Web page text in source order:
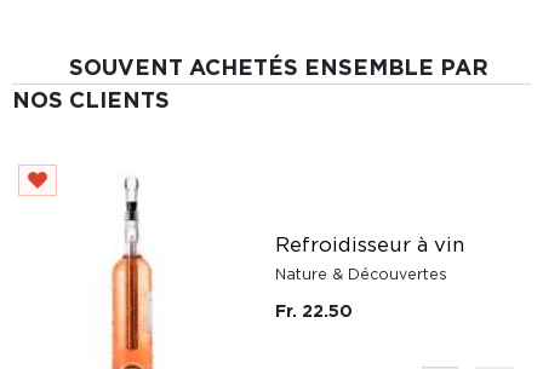
SOUVENT ACHETÉS ENSEMBLE PAR
NOS CLIENTS
Refroidisseur à vin
Nature & Découvertes
Fr. 22.50